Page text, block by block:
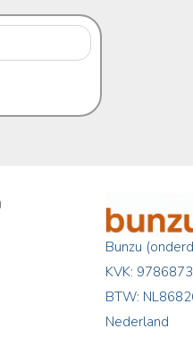
Bunzu
KVK:
BTW:
Nederland